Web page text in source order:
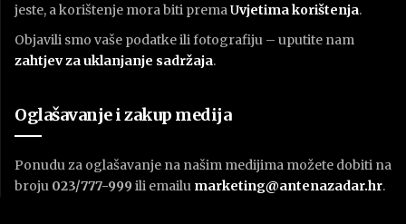
jeste, a korištenje mora biti premaUvjetima korištenja.
Objavili smo vaše podatke ili fotografiju – uputite nam
zahtjev za uklanjanje sadržaja.
Oglašavanje i zakup medija
Ponudu za oglašavanje na našim medijima možete dobiti na
broju 023/777-999 ili emailu marketing@antenazadar.hr.